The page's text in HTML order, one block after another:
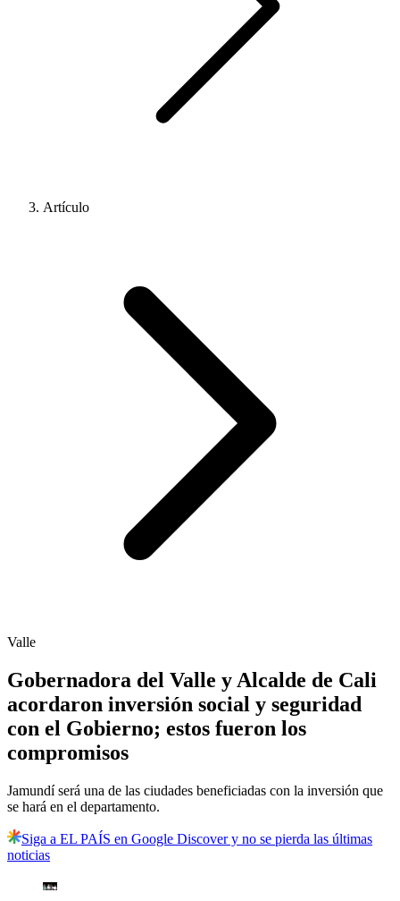
Artículo
Valle
Gobernadora del Valle y Alcalde de Cali
acordaron inversión social y seguridad
con el Gobierno; estos fueron los
compromisos
Jamundí será una de las ciudades beneficiadas con la inversión que
se hará en el departamento.
Siga a EL PAÍS en Google Discover y no se pierda las últimas
noticias